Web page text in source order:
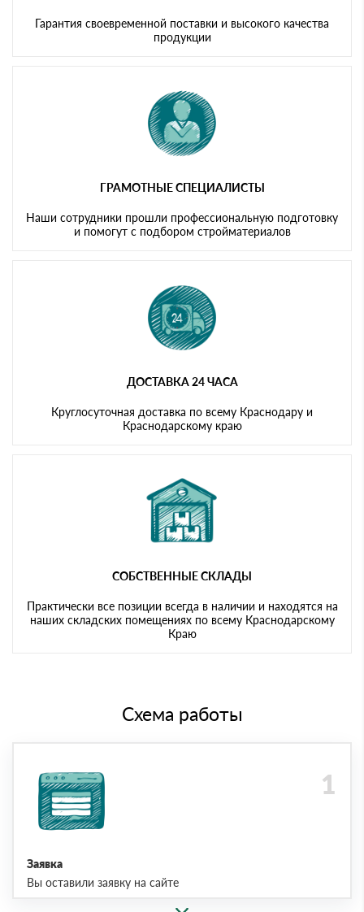
Гарантия своевременной поставки и высокого качества
продукции
ГРАМОТНЫЕ СПЕЦИАЛИСТЫ
Наши сотрудники прошли профессиональную подготовку
и помогут с подбором стройматериалов
ДОСТАВКА 24 ЧАСА
Круглосуточная доставка по всему Краснодару и
Краснодарскому краю
СОБСТВЕННЫЕ СКЛАДЫ
Практически все позиции всегда в наличии и находятся на
наших складских помещениях по всему Краснодарскому
Краю
Схема работы
Заявка
Вы оставили заявку на сайте